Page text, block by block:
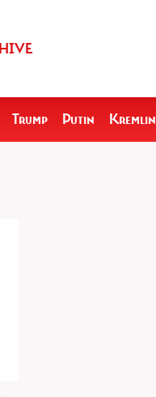
Trump Putin Kremlin